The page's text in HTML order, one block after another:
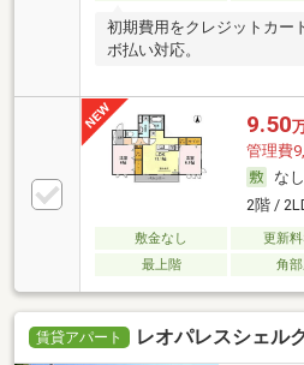
初期費用をクレジットカー
ボ払い対応。
9.50
管理費
なし
2階 /
敷金なし 更新
最上階
角
賃貸アパート レオパレスシェル